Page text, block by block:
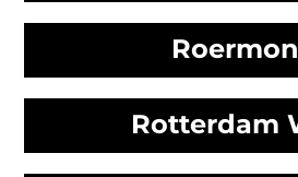
Rotterdam